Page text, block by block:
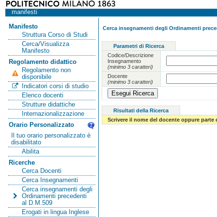
manifesti
Manifesto
Struttura Corso di Studi
Cerca/Visualizza
Manifesto
Regolamento didattico
Regolamento non
disponibile
Indicatori corsi di studio
Elenco docenti
Strutture didattiche
Internazionalizzazione
Orario Personalizzato
Il tuo orario personalizzato è
disabilitato
Abilita
Ricerche
Cerca Docenti
Cerca Insegnamenti
Cerca insegnamenti degli
Ordinamenti precedenti
al D.M.509
Erogati in lingua Inglese
Cerca insegnamenti degli Ordinamenti
Parametri di Ricerca
Codice/Descrizione
Insegnamento
(minimo 3 caratteri)
Docente
(minimo 3 caratteri)
Risultati della Ricerca
Scrivere il nome del docente oppure